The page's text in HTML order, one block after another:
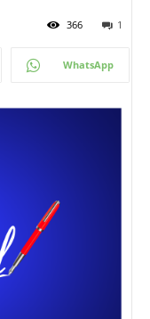
1
366
WhatsApp